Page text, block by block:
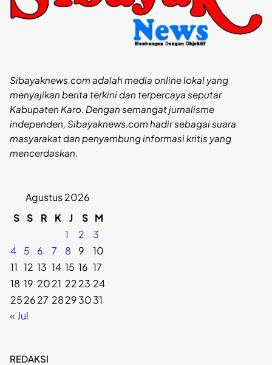
Sibayaknews.com adalah media online lokal yang
menyajikan berita terkini dan terpercaya seputar
Kabupaten Karo. Dengan semangat jurnalisme
independen, Sibayaknews.com hadir sebagai suara
masyarakat dan penyambung informasi kritis yang
mencerdaskan.
Agustus 2026
S S R K J S M
1
2
3
4
5 6 7 8 9
10
11 12 13 14 15 16 17
18 19 2021 2223 24
252627 28293031
« Jul
REDAKSI